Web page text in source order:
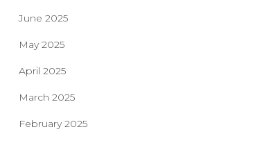
June 2025
May 2025
April 2025
March 2025
February 2025